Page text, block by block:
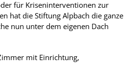
für Kriseninterventionen zur
hat die Stiftung Alpbach die ganze
nun unter dem eigenen Dach
mit Einrichtung,